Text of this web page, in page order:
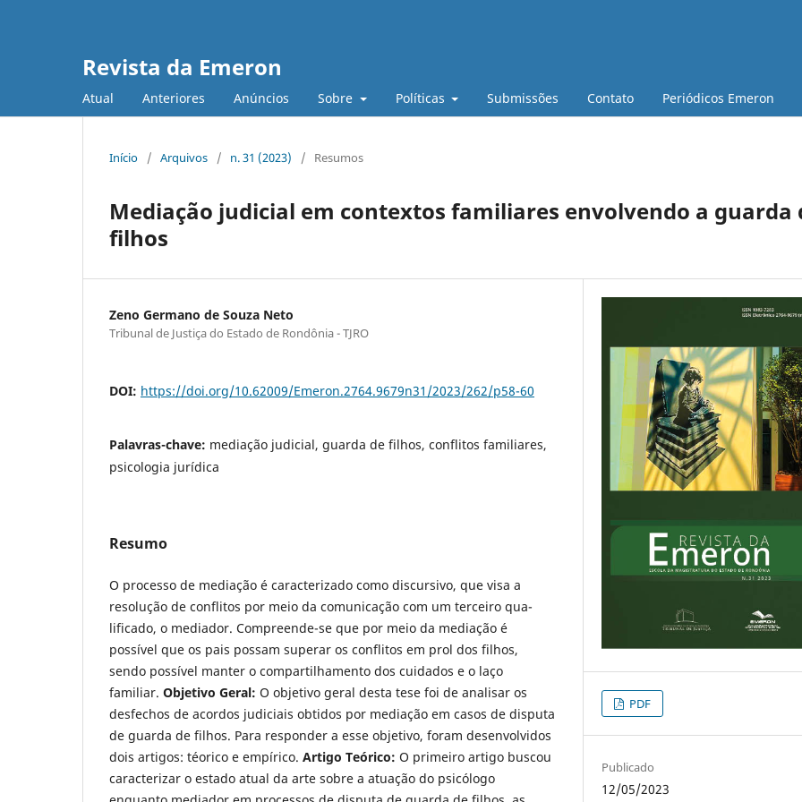
Revista da Emeron
Atual Anteriores Anúncios Sobre Políticas Submissões Contato Periódicos Emeron
Início / Arquivos / n. 31 (2023) / Resumos
Mediação judicial em contextos familiares envolvendo a guarda
filhos
Zeno Germano de Souza Neto
Tribunal de Justiça do Estado de Rondônia - TJRO
DOI: https://doi.org/10.62009/Emeron.2764.9679n31/2023/262/p58-60
Palavras-chave: mediação judicial, guarda de filhos, conflitos familiares,
psicologia jurídica
Resumo
O processo de mediação é caracterizado como discursivo, que visa a
resolução de conflitos por meio da comunicação com um terceiro qua­
lificado, o mediador. Compreende-se que por meio da mediação é
possível que os pais possam superar os conflitos em prol dos filhos,
sendo possível manter o compartilhamento dos cuidados e o laço
familiar. Objetivo Geral: O objetivo geral desta tese foi de analisar os
desfechos de acordos judiciais ob­tidos por mediação em casos de disputa
de guarda de filhos. Para responder a esse objetivo, foram desenvolvidos
dois artigos: téorico e empírico. Artigo Teórico: O primeiro artigo buscou
caracterizar o estado atual da arte sobre a atuação do psicólogo
PDF
Publicado
12/05/2023